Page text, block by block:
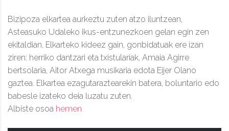
Bizipoza elkartea aurkeztu zuten atzo iluntzean,
Asteasuko Udaleko ikus-entzunezkoen gelan egin zen
ekitaldian. Elkarteko kideez gain, gonbidatuak ere izan
ziren: herriko dantzari eta txistulariak, Amaia Agirre
bertsolaria, Aitor Atxega musikaria edota Eijer Olano
gaztea. Elkartea ezagutaraztearekin batera, boluntario edo
babesle izateko deia luzatu zuten.
Albiste osoa hemen